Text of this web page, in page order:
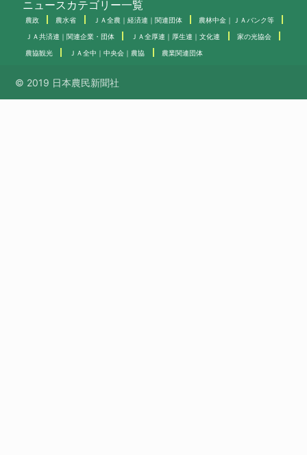
ニュースカテゴリー一覧
農政 農水省 ＪＡ全農｜経済連｜関連団体 農林中金｜ＪＡバンク等
ＪＡ共済連｜関連企業・団体 ＪＡ全厚連｜厚生連｜文化連 家の光協会
農協観光 ＪＡ全中｜中央会｜農協 農業関連団体
© 2019 日本農民新聞社